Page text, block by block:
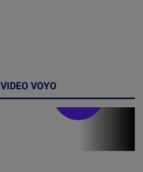
VIDEO VOYO